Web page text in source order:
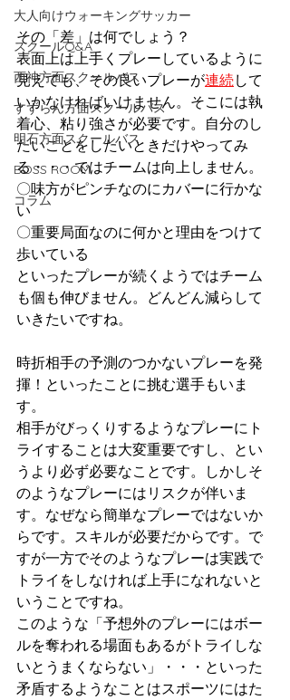
大人向けウォーキングサッカー
スクールQ&A
西神方面スクールバス
すずらん方面スクールバス
明石方面スクールバス
BOSS ROOM
コラム
その「差」は何でしょう？
表面上は上手くプレーしているように
見えても、その良いプレーが連続して
いかなければいけません。そこには執
着心、粘り強さが必要です。自分のし
たいことをしたいときだけやってみ
る・・・ではチームは向上しません。
〇味方がピンチなのにカバーに行かな
い
〇重要局面なのに何かと理由をつけて
歩いている
といったプレーが続くようではチーム
も個も伸びません。どんどん減らして
いきたいですね。
時折相手の予測のつかないプレーを発
揮！といったことに挑む選手もいま
す。
相手がびっくりするようなプレーにト
ライすることは大変重要ですし、とい
うより必ず必要なことです。しかしそ
のようなプレーにはリスクが伴いま
す。なぜなら簡単なプレーではないか
らです。スキルが必要だからです。で
すが一方でそのようなプレーは実践で
トライをしなければ上手になれないと
いうことですね。
このような「予想外のプレーにはボー
ルを奪われる場面もあるがトライしな
いとうまくならない」・・・といった
矛盾するようなことはスポーツにはた